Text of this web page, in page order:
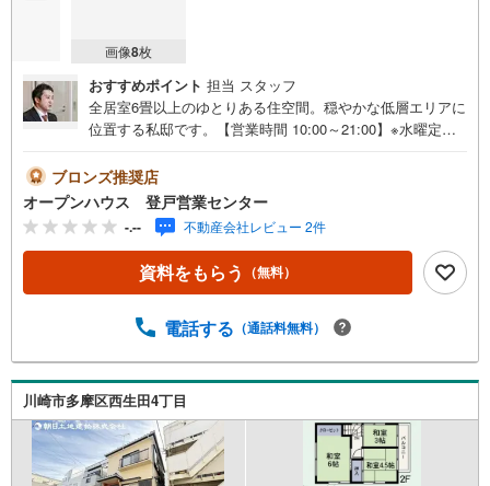
画像8枚
おすすめポイント 担当 スタッフ
全居室6畳以上のゆとりある住空間。穏やかな低層エリアに
位置する私邸です。【営業時間 10:00～21:00】※水曜定休
気軽にご連絡ください！現地を見学される場合は「室内・
現地を見学する（無料）」ボタンよりご希望の日時をご記
入いただけますとスムーズにご案内が可能です。◎現地の
ご案内について・平日や夜遅い時間帯もご案内が可能 ※定
休日を除く・経験豊富なスタッフが物件詳細を丁寧にご説
明いたします。・車でご自宅や最寄り駅等、ご指定の場所
す。◎個別FP相談会 無料物件のご紹介だけでなく住宅ロ
という方も大歓迎です！年間8000棟以上の限定物件を発表
しているオープンハウスだから出会える物件が多数ござい
ます。ぜひお気軽にご連絡・ご相談ください！※限定物件:
当社のみ、もしくは当社を含めた数社でのみご紹介可能な
オープンハウス・ディベロップメントの物件
ブロンズ推奨店
オープンハウス 登戸営業センター
-.-- 不動産会社レビュー 2件
資料をもらう （無料）
電話する （通話料無料）
川崎市多摩区西生田4丁目